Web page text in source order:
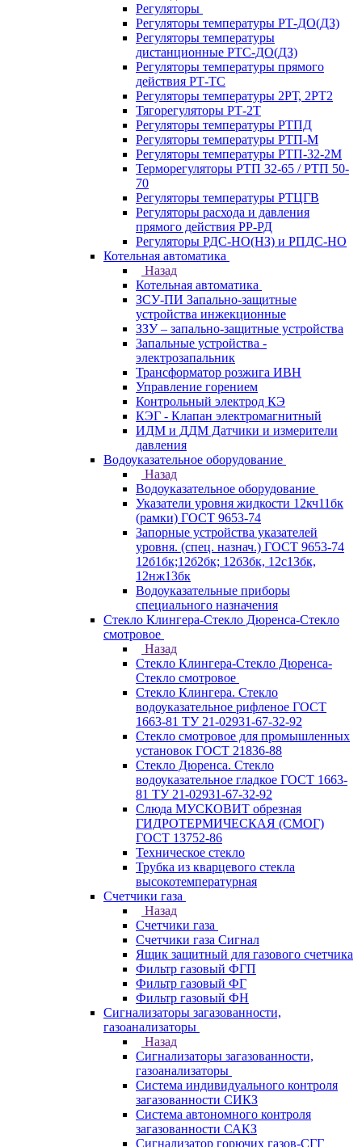
Регуляторы
Регуляторы температуры РТ-ДО(ДЗ)
Регуляторы температуры
дистанционные РТС-ДО(ДЗ)
Регуляторы температуры прямого
действия РТ-ТС
Регуляторы температуры 2РТ, 2РT2
Тягорегуляторы РТ-2Т
Регуляторы температуры РТПД
Регуляторы температуры РТП-M
Регуляторы температуры РТП-32-2М
Терморегуляторы РТП 32-65 / РТП 50-
70
Регуляторы температуры РТЦГВ
Регуляторы расхода и давления
прямого действия РР-РД
Регуляторы РДС-НО(НЗ) и РПДС-НО
Котельная автоматика
Назад
Котельная автоматика
ЗСУ-ПИ Запально-защитные
устройства инжекционные
ЗЗУ – запально-защитные устройства
Запальные устройства -
электрозапальник
Трансформатор розжига ИВН
Управление горением
Контрольный электрод КЭ
КЭГ - Клапан электромагнитный
ИДМ и ДДМ Датчики и измерители
давления
Водоуказательное оборудование
Назад
Водоуказательное оборудование
Указатели уровня жидкости 12кч11бк
(рамки) ГОСТ 9653-74
Запорные устройства указателей
уровня. (спец. назнач.) ГОСТ 9653-74
12б1бк;12б2бк; 12б3бк, 12с13бк,
12нж13бк
Водоуказательные приборы
специального назначения
Стекло Клингера-Стекло Дюренса-Стекло
смотровое
Назад
Стекло Клингера-Стекло Дюренса-
Стекло смотровое
Стекло Клингера. Стекло
водоуказательное рифленое ГОСТ
1663-81 ТУ 21-02931-67-32-92
Стекло смотровое для промышленных
установок ГОСТ 21836-88
Стекло Дюренса. Стекло
водоуказательное гладкое ГОСТ 1663-
81 ТУ 21-02931-67-32-92
Слюда МУСКОВИТ обрезная
ГИДРОТЕРМИЧЕСКАЯ (СМОГ)
ГОСТ 13752-86
Техническое стекло
Трубка из кварцевого стекла
высокотемпературная
Счетчики газа
Назад
Счетчики газа
Счетчики газа Сигнал
Ящик защитный для газового счетчика
Фильтр газовый ФГП
Фильтр газовый ФГ
Фильтр газовый ФН
Сигнализаторы загазованности,
газоанализаторы
Назад
Сигнализаторы загазованности,
газоанализаторы
Система индивидуального контроля
загазованности СИКЗ
Система автономного контроля
загазованности САКЗ
Сигнализатор горючих газов-СГГ